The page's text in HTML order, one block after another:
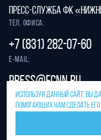
Защита от спама reCAPTCHA.
Конфиденциальностьи
ПРЕСС-СЛУЖБА ФК
Тел. офиса:
+7 (831) 282-07-60
E-mail:
press@fcnn.ru
ИСПОЛЬЗУЯ ДАННЫЙ САЙТ, ВЫ
ПОМОГАЮЩИХ НАМ СДЕЛАТЬ ЕГО